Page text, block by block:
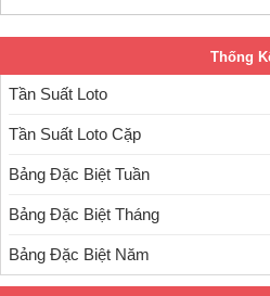
Thống
Tần Suất Loto
Tần Suất Loto Cặp
Bảng Đặc Biệt Tuần
Bảng Đặc Biệt Tháng
Bảng Đặc Biệt Năm